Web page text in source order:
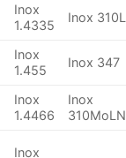
Inox
1.4335
Inox 310L
Inox
1.455
Inox 347
Inox
1.4466
Inox
310MoLN
Inox